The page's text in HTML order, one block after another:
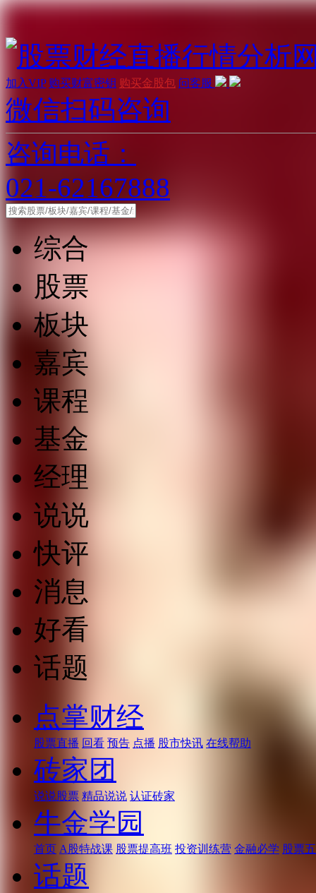
加入VIP 购买财富密钥 购买金股包 问客服
微信扫码咨询
咨询电话：
021-62167888
综合
股票
板块
嘉宾
课程
基金
经理
说说
快评
消息
好看
话题
点掌财经
股票直播 回看 预告 点播 股市快讯 在线帮助
砖家团
说说股票 精品说说 认证砖家
牛金学园
首页 A股特战课 股票提高班 投资训练营 金融必学 股票
话题